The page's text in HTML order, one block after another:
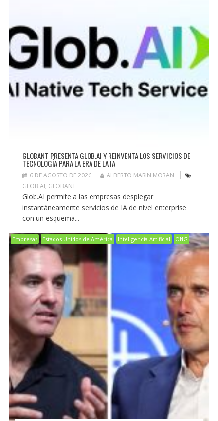
GLOBANT PRESENTA GLOB.AI Y REINVENTA LOS SERVICIOS DE
TECNOLOGÍA PARA LA ERA DE LA IA
6 DE AGOSTO DE 2026
ALBERTO MARIN MORAN
GLOB.AI, GLOBANT
Glob.AI permite a las empresas desplegar
instantáneamente servicios de IA de nivel enterprise
con un esquema...
Empresas Estados Unidos de América Inteligencia Artificial ONG